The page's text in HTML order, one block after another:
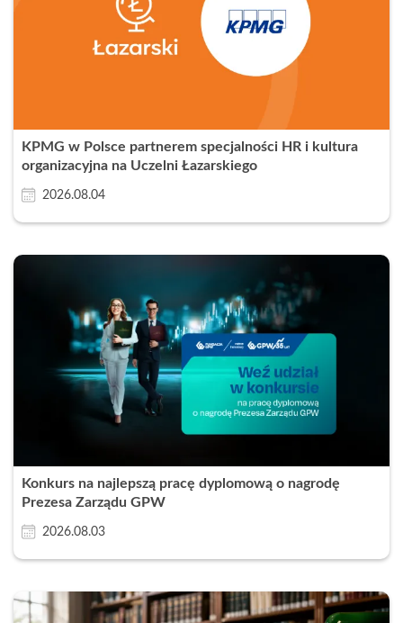
KPMG w Polsce partnerem specjalności HR i kultura
organizacyjna na Uczelni Łazarskiego
2026.08.04
Konkurs na najlepszą pracę dyplomową o nagrodę
Prezesa Zarządu GPW
2026.08.03